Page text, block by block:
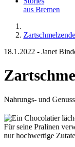
aus Bremen
18.1.2022 - Janet
Nahrungs- und
Für seine Pralinen
nur hochwertige